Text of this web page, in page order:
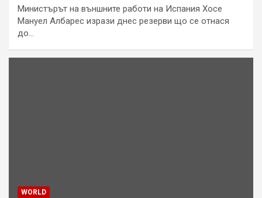
Министърът на външните работи на Испания Хосе
Мануел Албарес изрази днес резерви що се отнася
до…
WORLD